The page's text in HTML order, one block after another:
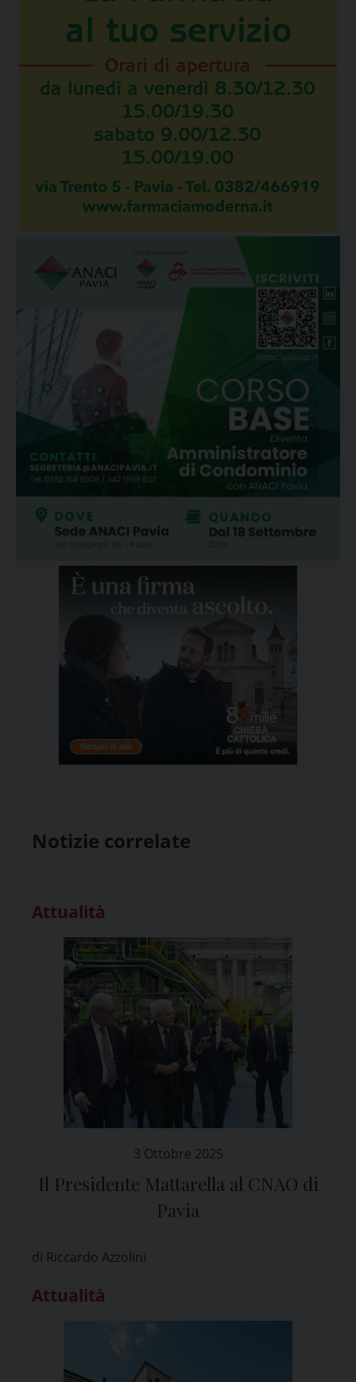
Notizie correlate
Attualità
3 Ottobre 2025
Il Presidente Mattarella al CNAO di
Pavia
di Riccardo Azzolini
Attualità